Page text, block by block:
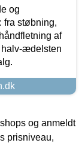
og
fra støbning,
af
halv-ædelsten
og anmeldt
prisniveau,